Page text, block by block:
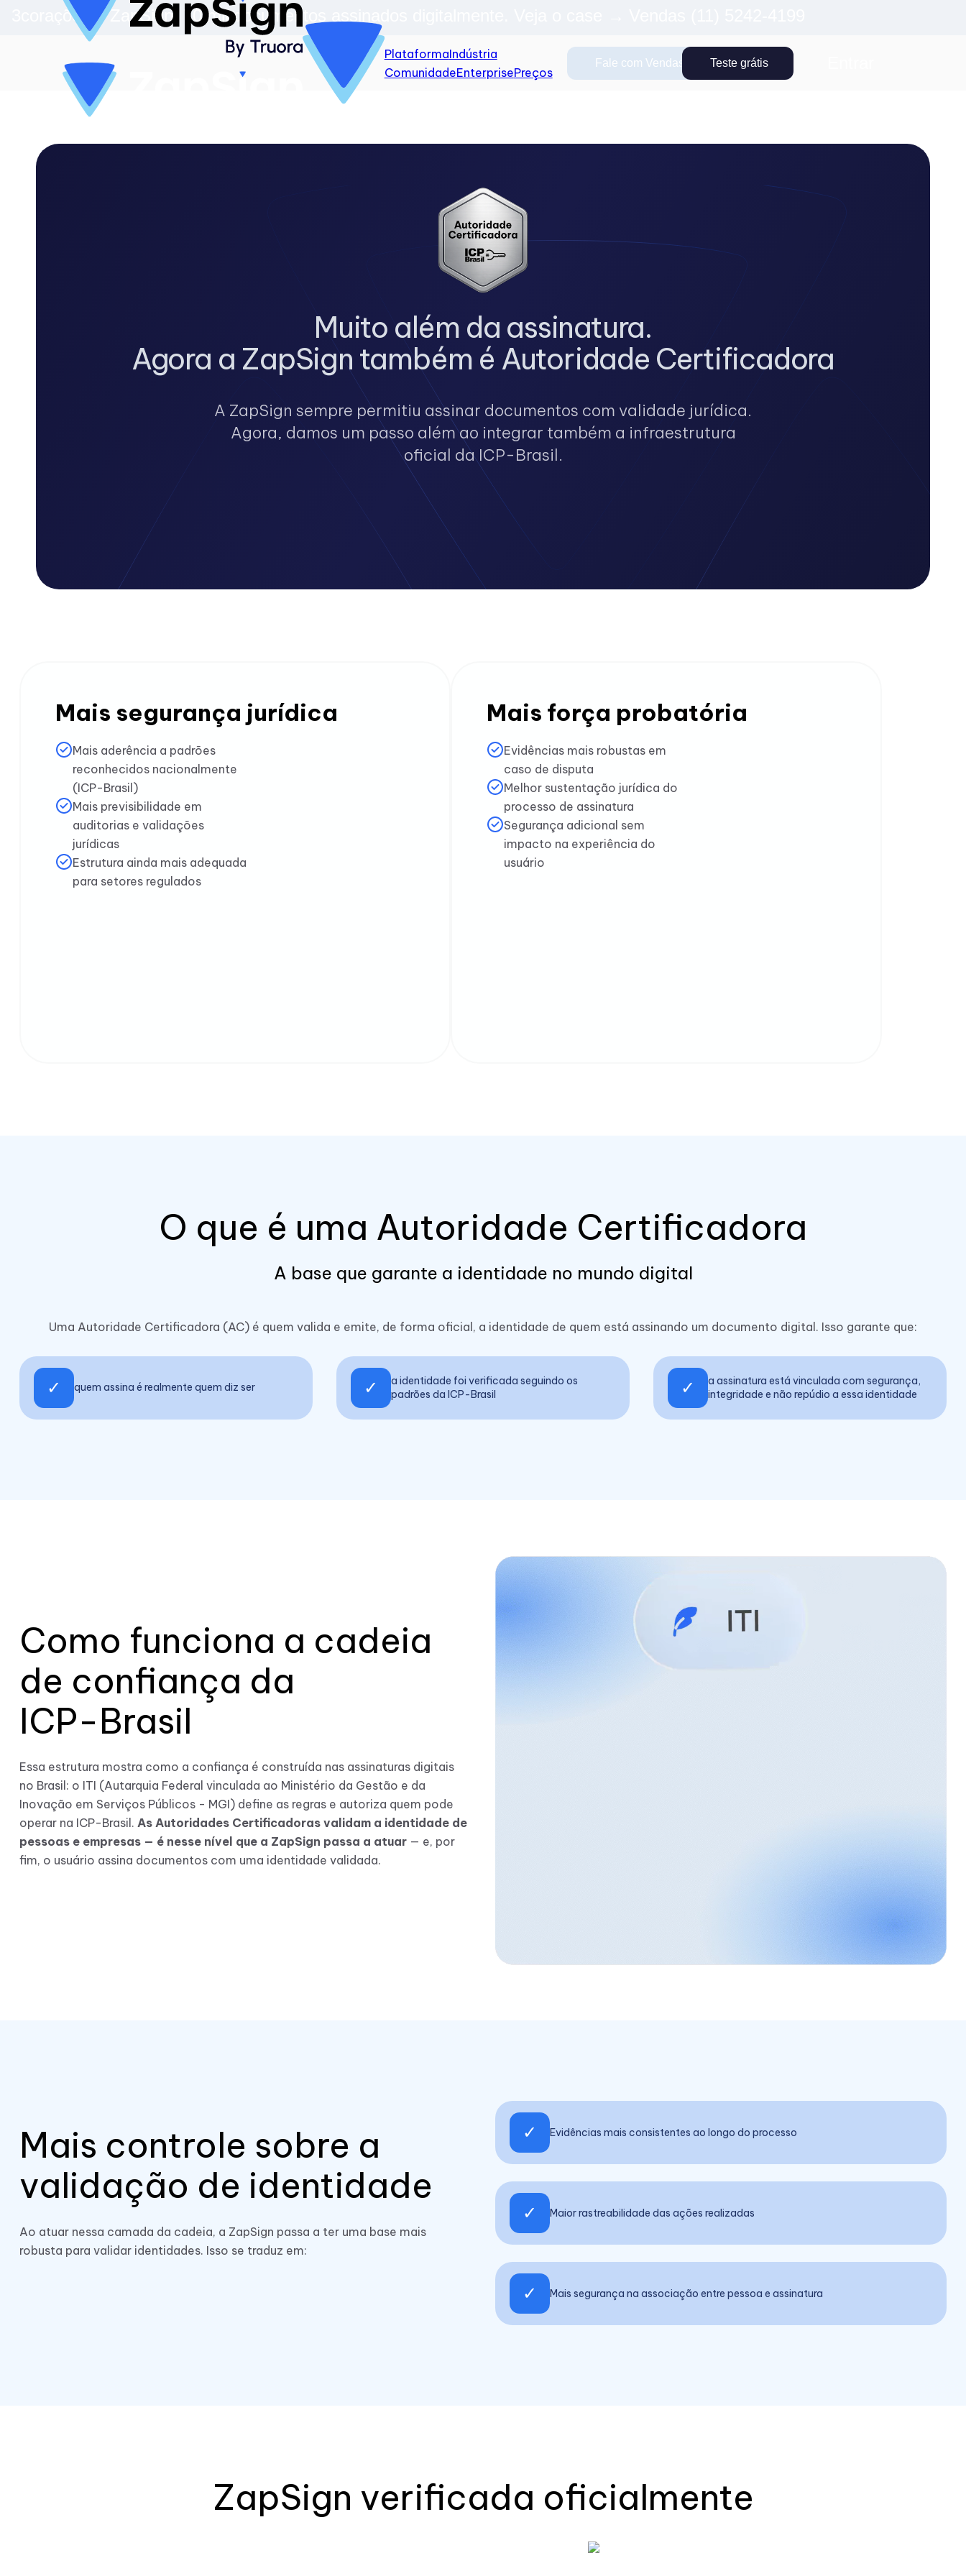
3corações + ZapSign: 70 mil documentos assinados digitalmente. Veja o case →
PlataformaIndústria
ComunidadeEnterprisePreços
Fale com Vendas Teste grátis
Muito além da assinatura.
Agora a ZapSign também é Autoridade Certificadora
A ZapSign sempre permitiu assinar documentos com validade jurídica.
Agora, damos um passo além ao integrar também a infraestrutura
oficial da ICP-Brasil.
Mais segurança jurídica
Mais aderência a padrões
reconhecidos nacionalmente
(ICP-Brasil)
Mais previsibilidade em
auditorias e validações
jurídicas
Estrutura ainda mais adequada
para setores regulados
Mais força probatória
Evidências mais robustas em
caso de disputa
Melhor sustentação jurídica do
processo de assinatura
Segurança adicional sem
impacto na experiência do
usuário
O que é uma Autoridade Certificadora
A base que garante a identidade no mundo digital
Uma Autoridade Certificadora (AC) é quem valida e emite, de forma oficial, a identidade de quem está assinando um documento digital. Isso garante que:
✓ quem assina é realmente quem diz ser ✓
a identidade foi verificada seguindo os
padrões da ICP-Brasil
✓
a assinatura está vinculada com segurança,
integridade e não repúdio a essa identidade
Como funciona a cadeia
de confiança da
ICP-Brasil
Essa estrutura mostra como a confiança é construída nas assinaturas digitais
no Brasil: o ITI (Autarquia Federal vinculada ao Ministério da Gestão e da
Inovação em Serviços Públicos - MGI) define as regras e autoriza quem pode
operar na ICP-Brasil. As Autoridades Certificadoras validam a identidade de
pessoas e empresas — é nesse nível que a ZapSign passa a atuar — e, por
fim, o usuário assina documentos com uma identidade validada.
Mais controle sobre a
validação de identidade
Ao atuar nessa camada da cadeia, a ZapSign passa a ter uma base mais
robusta para validar identidades. Isso se traduz em:
✓ Evidências mais consistentes ao longo do processo
✓ Maior rastreabilidade das ações realizadas
✓ Mais segurança na associação entre pessoa e assinatura
ZapSign verificada oficialmente